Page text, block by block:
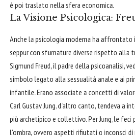
è poi traslato nella sfera economica.
La Visione Psicologica:
Anche la psicologia moderna ha affrontato
seppur con sfumature diverse rispetto alla
Sigmund Freud, il padre della psicoanalisi,
simbolo legato alla sessualità anale e ai
infantile. Erano associate a concetti di
Carl Gustav Jung, d'altro canto, tendeva a
più archetipico e collettivo. Per Jung, le feci
l'ombra, ovvero aspetti rifiutati o inconsci